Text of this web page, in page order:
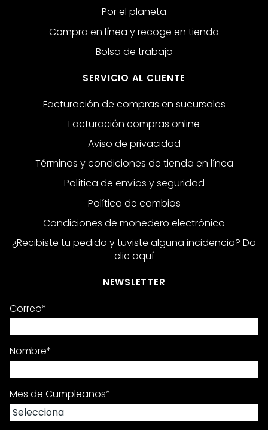
Por el planeta
Compra en línea y recoge en tienda
Bolsa de trabajo
SERVICIO AL CLIENTE
Facturación de compras en sucursales
Facturación compras online
Aviso de privacidad
Términos y condiciones de tienda en línea
Política de envíos y seguridad
Política de cambios
Condiciones de monedero electrónico
¿Recibiste tu pedido y tuviste alguna incidencia? Da
clic aquí
NEWSLETTER
Correo*
Nombre*
Mes de Cumpleaños*